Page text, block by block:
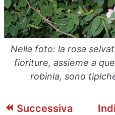
Nella foto: la rosa
fioriture, assieme a
robinia, sono
Successiva